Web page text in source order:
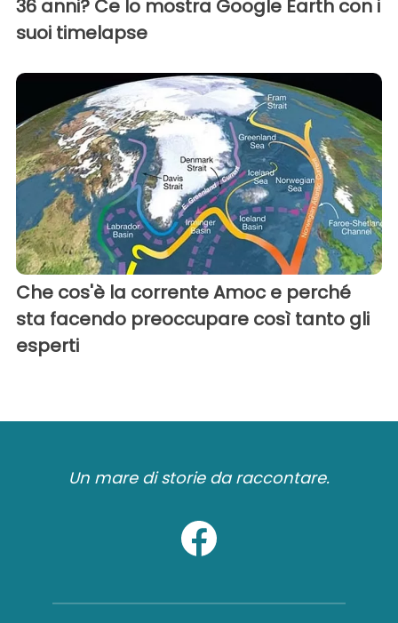
36 anni? Ce lo mostra Google Earth con i
suoi timelapse
Che cos'è la corrente Amoc e perché
sta facendo preoccupare così tanto gli
esperti
Un mare di storie da raccontare.